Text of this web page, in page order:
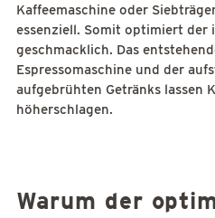
Kaffeemaschine oder
essenziell. Somit optimiert der
geschmacklich. Das
Espressomaschine und der
aufgebrühten Getränks lassen
höherschlagen.
Warum der